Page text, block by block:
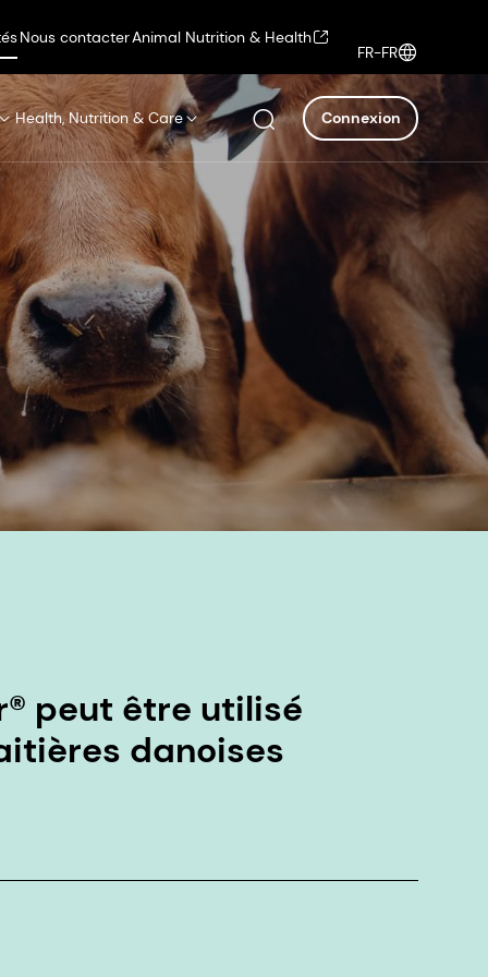
Nous contacterAnimal Nutrition & Health
FR-FR
Health, Nutrition & Care Connexion
peut être utilisé
danoises